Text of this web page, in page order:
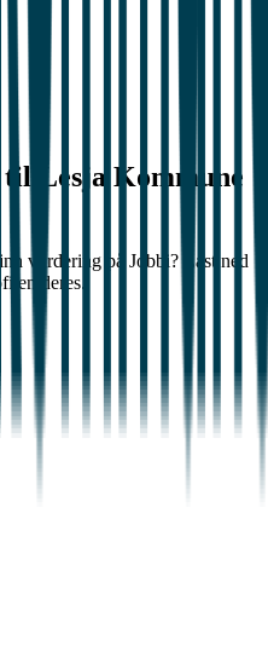
Lesja Kommune
vurdering på Jobbi? Last ned
deres.